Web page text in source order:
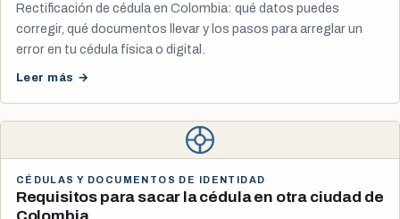
Rectificación de cédula en Colombia: qué datos puedes
corregir, qué documentos llevar y los pasos para arreglar un
error en tu cédula física o digital.
Leer más →
CÉDULAS Y DOCUMENTOS DE IDENTIDAD
Requisitos para sacar la cédula en otra ciudad de